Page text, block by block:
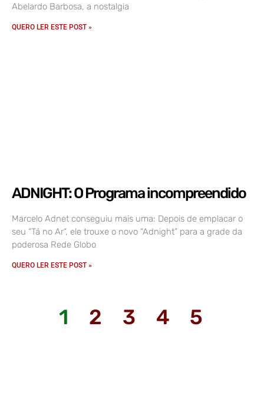
Abelardo Barbosa, a nostalgia
QUERO LER ESTE POST »
ADNIGHT: O Programa incompreendido
Marcelo Adnet conseguiu mais uma: Depois de emplacar o
seu “Tá no Ar“, ele trouxe o novo “Adnight” para a grade da
poderosa Rede Globo
QUERO LER ESTE POST »
1 2 3 4 5